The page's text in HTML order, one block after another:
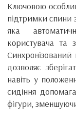
Ключовою
підтримки
яка
користувача та
дозволяє
навіть у
сидіння
фігури,